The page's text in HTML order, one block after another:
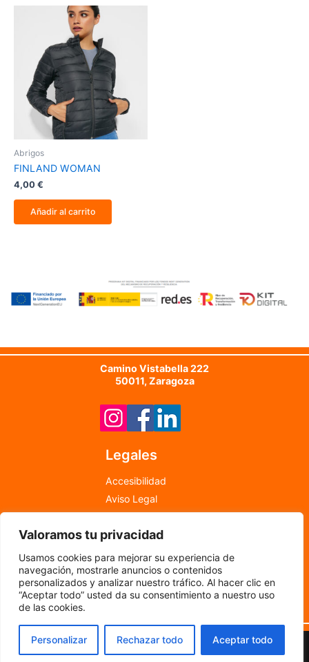
Valoramos tu privacidad
Usamos cookies para mejorar su experiencia de
navegación, mostrarle anuncios o contenidos
personalizados y analizar nuestro tráfico. Al hacer clic en
“Aceptar todo” usted da su consentimiento a nuestro uso
de las cookies.
Personalizar Rechazar todo Aceptar todo
Abrigos
FINLAND WOMAN
4,00 €
Añadir al carrito
Camino Vistabella 222
50011, Zaragoza
Legales
Accesibilidad
Aviso Legal
Política de Privacidad
info@newfood.es
976 598 708
© 2024por New Food
Copyright © 2026 New Food | Desarrollado porMemorándum
Multimedia S.L.